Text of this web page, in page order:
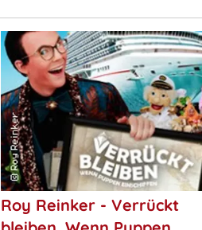
Roy Reinker - Verrückt